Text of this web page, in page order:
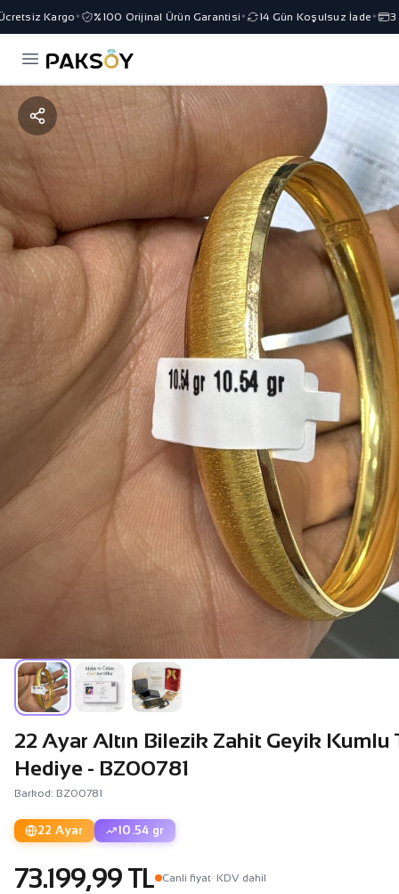
Kargo✦ %100 Orijinal Ürün Garantisi✦ 14 Gün Koşulsuz İade✦ 3
22 Ayar Altın Bilezik Zahit Geyik Kumlu
Hediye - BZ00781
Barkod: BZ00781
22 Ayar 10.54 gr
73.199,99 TL Canli fiyat· KDV dahil